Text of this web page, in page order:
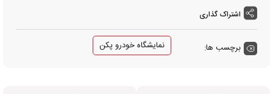
اشتراک گذاری
برچسب ها: نمایشگاه خودرو پکن